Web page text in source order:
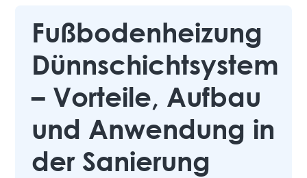
Fußbodenheizung
Dünnschichtsystem
– Vorteile, Aufbau
und Anwendung in
der Sanierung